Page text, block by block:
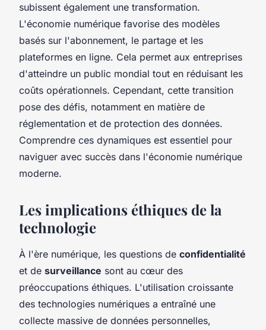
subissent également une transformation.
L'économie numérique favorise des modèles
basés sur l'abonnement, le partage et les
plateformes en ligne. Cela permet aux entreprises
d'atteindre un public mondial tout en réduisant les
coûts opérationnels. Cependant, cette transition
pose des défis, notamment en matière de
réglementation et de protection des données.
Comprendre ces dynamiques est essentiel pour
naviguer avec succès dans l'économie numérique
moderne.
Les implications éthiques de la
technologie
À l'ère numérique, les questions de confidentialité
et de surveillance sont au cœur des
préoccupations éthiques. L'utilisation croissante
des technologies numériques a entraîné une
collecte massive de données personnelles,